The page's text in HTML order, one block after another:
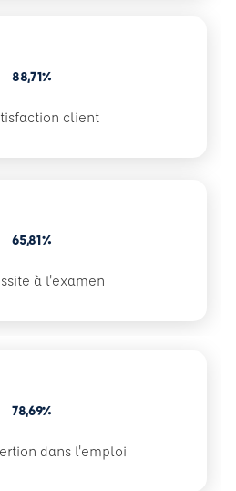
88,71%
client
65,81%
à l'examen
78,69%
dans l'emploi